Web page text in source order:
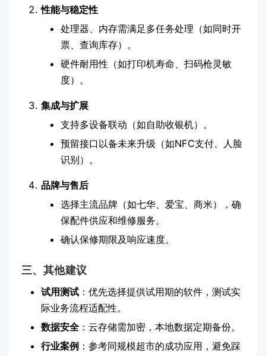
性能与稳定性
处理器、内存需满足多任务处理（如同时开
票、查询库存）。
硬件耐用性（如打印机寿命、扫码枪灵敏
度）。
集成与扩展
支持多设备联动（如自助收银机）。
预留接口以备未来升级（如NFC支付、人脸
识别）。
品牌与售后
选择主流品牌（如七华、爱宝、商米），确
保配件供应和维修服务。
确认保修期限及响应速度。
三、其他建议
试用测试：优先选择提供试用期的软件，测试实
际业务流程适配性。
数据安全：云存储需加密，本地数据定期备份。
行业案例：参考同规模超市的成功应用，避免踩